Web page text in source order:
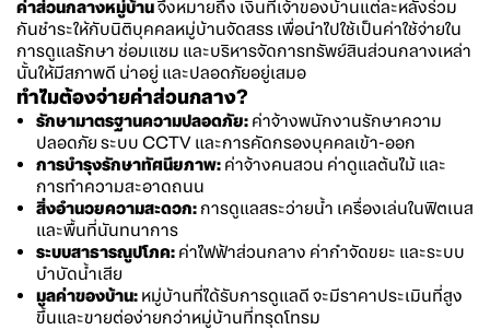
ค่าส่วนกลางหมู่บ้านจึงหมายถึง เงินที่เจ้าของบ้านแต่ละหลังร่วม
กันชำระให้กับนิติบุคคลหมู่บ้านจัดสรร เพื่อนำไปใช้เป็นค่าใช้จ่ายใน
การดูแลรักษา ซ่อมแซม และบริหารจัดการทรัพย์สินส่วนกลางเหล่า
นั้นให้มีสภาพดี น่าอยู่ และปลอดภัยอยู่เสมอ
ทำไมต้องจ่ายค่าส่วนกลาง?
รักษามาตรฐานความปลอดภัย: ค่าจ้างพนักงานรักษาความ
ปลอดภัย ระบบ CCTV และการคัดกรองบุคคลเข้า-ออก
การบำรุงรักษาทัศนียภาพ: ค่าจ้างคนสวน ค่าดูแลต้นไม้ และ
การทำความสะอาดถนน
สิ่งอำนวยความสะดวก:การดูแลสระว่ายน้ำ เครื่องเล่นในฟิตเนส
และพื้นที่นันทนาการ
ระบบสาธารณูปโภค: ค่าไฟฟ้าส่วนกลาง ค่ากำจัดขยะ และระบบ
บำบัดน้ำเสีย
มูลค่าของบ้าน: หมู่บ้านที่ได้รับการดูแลดี จะมีราคาประเมินที่สูง
ขึ้นและขายต่อง่ายกว่าหมู่บ้านที่ทรุดโทรม